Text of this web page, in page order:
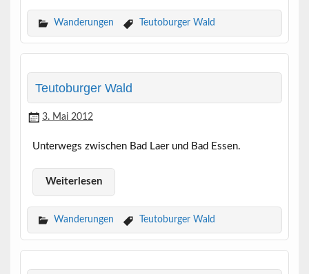
Wanderungen Teutoburger Wald
Teutoburger Wald
3. Mai 2012
Unterwegs zwischen Bad Laer und Bad Essen.
Weiterlesen
Wanderungen Teutoburger Wald